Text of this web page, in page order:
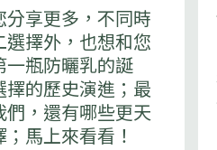
享更多，不同時
擇外，也想和您
瓶防曬乳的誕
的歷史演進；最
，還有哪些更天
馬上來看看！